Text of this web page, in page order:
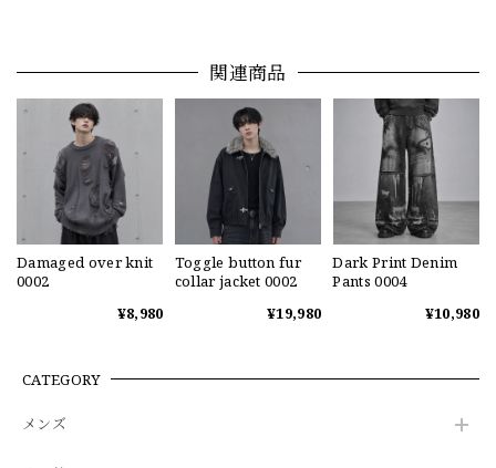
関連商品
Damaged over knit
0002
¥8,980
Toggle button fur
collar jacket 0002
¥19,980
Dark Print Denim
Pants 0004
¥10,980
CATEGORY
メンズ